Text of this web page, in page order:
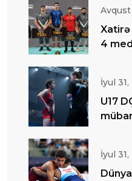
Avqust
4
İyul
U17
İyul